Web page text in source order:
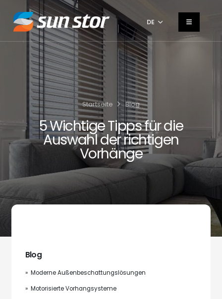
DE
5 Wichtige Tipps für die
Auswahl der richtigen
Vorhänge
Startseite Blog
Blog
» Moderne Außenbeschattungslösungen
» Motorisierte Vorhangsysteme